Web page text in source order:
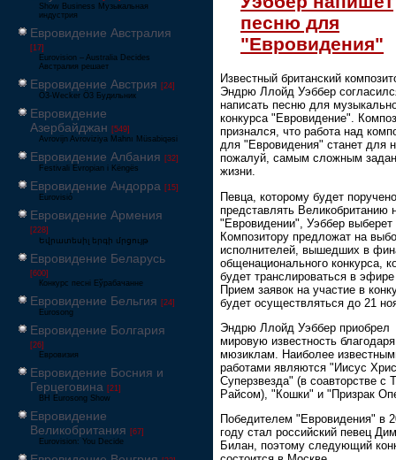
Show Business Музыкальная
индустрия
Евровидение Австралия
[17]
Eurovision – Australia Decides
Австралия решает
Евровидение Австрия [24]
Ö3-Wecker Ö3 Будильник
Евровидение
Азербайджан [549]
Avrovijn Avroviziya Mahnı Müsabiqəsi
Евровидение Албания [32]
Festivali Evropian i Këngës
Евровидение Андорра [15]
Eurovisió
Евровидение Армения
[228]
Եվրատեսիլ երգի մրցույթ
Евровидение Беларусь
[600]
Конкурс песні Еўрабачанне
Евровидение Бельгия [24]
Eurosong
Евровидение Болгария
[26]
Евровизия
Евровидение Босния и
Герцеговина [21]
BH Eurosong Show
Евровидение
Великобритания [67]
Eurovision: You Decide
песню для
"Евровидения"
Известный британский
Эндрю Ллойд Уэббер
написать песню для
конкурса "Евровидение".
признался, что работа над
для "Евровидения" станет для
пожалуй, самым сложным
жизни.
Певца, которому будет поручено
представлять Великобританию
"Евровидении", Уэббер
Композитору предложат на
исполнителей, вышедших в
общенационального конкурса,
будет транслироваться в
Прием заявок на участие в
будет осуществляться до 21
Эндрю Ллойд Уэббер приобрел
мировую известность
мюзиклам. Наиболее
работами являются "Иисус
Суперзвезда" (в соавторстве с
Райсом), "Кошки" и "Призрак
Победителем "Евровидения" в
году стал российский певец
Билан, поэтому следующий